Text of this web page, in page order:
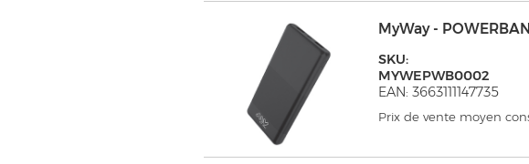
MyWay -
SKU:
MYWEPWB0002
EAN: 3663111147735
Prix de vente moyen